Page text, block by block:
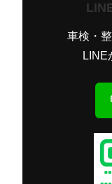
車検・
LINE